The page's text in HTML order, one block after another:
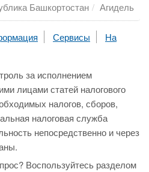
Башкортостан Агидель
Сервисы
На
за исполнением
лицами статей налогового
налогов, сборов,
налоговая служба
непосредственно и через
Воспользуйтесь разделом